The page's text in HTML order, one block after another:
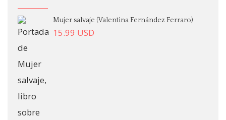
Mujer salvaje (Valentina Fernández Ferraro)
15.99 USD